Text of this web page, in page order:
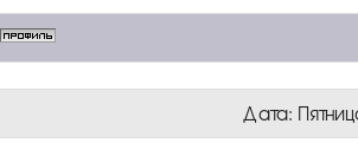
Дата: